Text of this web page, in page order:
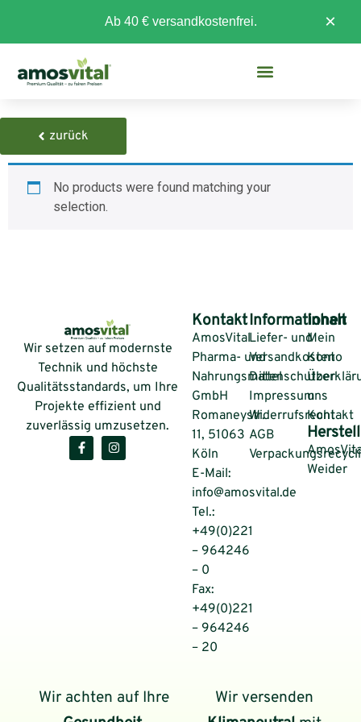
Ab 40 € versandkostenfrei. ×
zurück
No products were found matching your
selection.
Wir setzen auf modernste
Technik und höchste
Qualitätsstandards, um Ihre
Projekte effizient und
zuverlässig umzusetzen.
Kontakt
AmosVital
Pharma- und
Nahrungsmittel
GmbH
Romaneystr.
11, 51063
Köln
E-Mail:
info@amosvital.de
Tel.:
+49(0)221
– 964246
– 0
Fax:
+49(0)221
– 964246
– 20
Informationen
Liefer- und
Versandkosten
Impressum
Widerrufsrecht
AGB
Inhalt
Mein
Konto
Über
uns
Kontakt
Weider
Wir achten auf Ihre
Wir versenden